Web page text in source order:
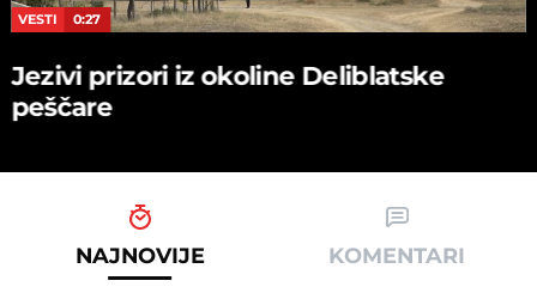
VESTI 0:27
Jezivi prizori iz okoline Deliblatske
peščare
NAJNOVIJE KOMENTARI